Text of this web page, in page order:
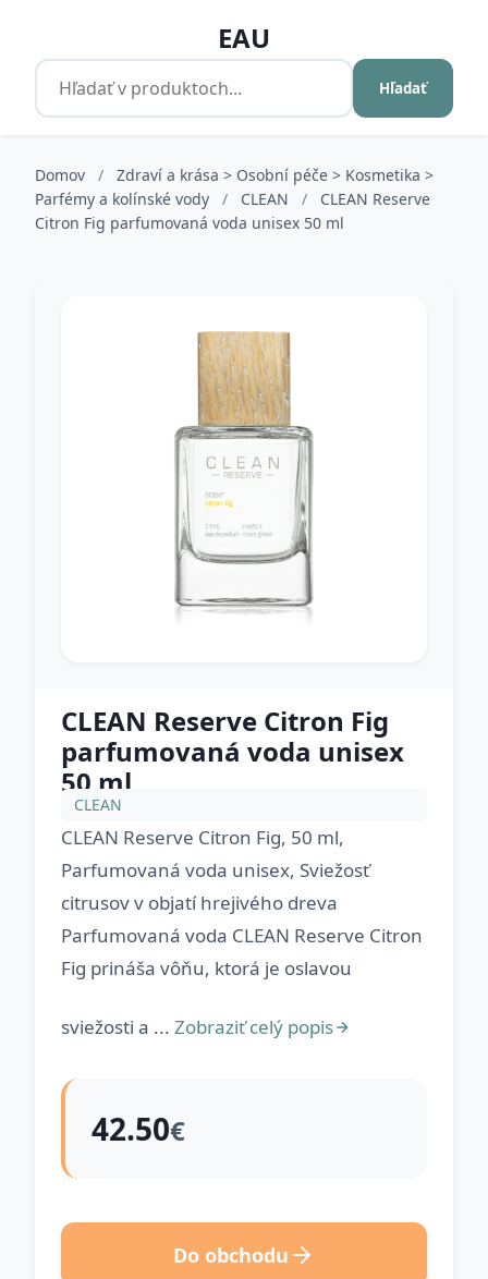
EAU
Hľadať
Domov /
Zdraví a krása > Osobní péče > Kosmetika >
Parfémy a kolínské vody
/ CLEAN /
CLEAN Reserve
Citron Fig parfumovaná voda unisex 50 ml
CLEAN Reserve Citron Fig
parfumovaná voda unisex
50 ml
CLEAN
CLEAN Reserve Citron Fig, 50 ml,
Parfumovaná voda unisex, Sviežosť
citrusov v objatí hrejivého dreva
Parfumovaná voda CLEAN Reserve Citron
Fig prináša vôňu, ktorá je oslavou
sviežosti a ... Zobraziť celý popis
42.50€
Do obchodu